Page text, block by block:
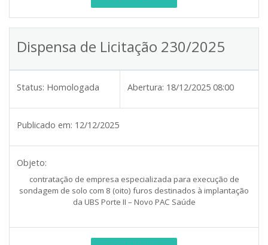
Dispensa de Licitação 230/2025
Status: Homologada Abertura: 18/12/2025 08:00
Publicado em: 12/12/2025
Objeto:
contratação de empresa especializada para execução de
sondagem de solo com 8 (oito) furos destinados à implantação
da UBS Porte II – Novo PAC Saúde